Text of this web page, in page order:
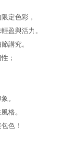
定色彩，
盈與活力。
講究。
；
。
格。
色！